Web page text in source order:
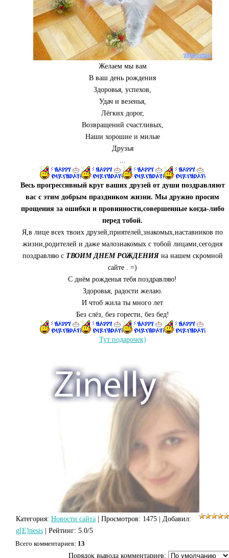
Желаем мы вам
В ваш день рождения
Здоровья, успехов,
Удач и везенья,
Лёгких дорог,
Возвращений счастливых,
Наши хорошие и милые
Друзья
...
Весь прогрессивный круг ваших друзей от души поздравляют
вас с этим добрым праздником жизни. Мы дружно просим
прощения за ошибки и провинности,совершенные когда-либо
перед тобой.
Я,в лице всех твоих друзей,приятелей,знакомых,наставников по
жизни,родителей и даже малознакомых с тобой лицами,сегодня
поздравляю с ТВОИМ ДНЕМ РОЖДЕНИЯна нашем скромной
сайте . =)
С днём рожденья тебя поздравляю!
Здоровья, радости желаю.
И чтоб жила ты много лет
Без слёз, без горести, без бед!
Тут подарочек)
Категория: Новости сайта Просмотров: 1475 | Добавил:
g[E]nesis
Рейтинг: 5.0/5
Всего комментариев: 13
Порядок вывода комментариев: